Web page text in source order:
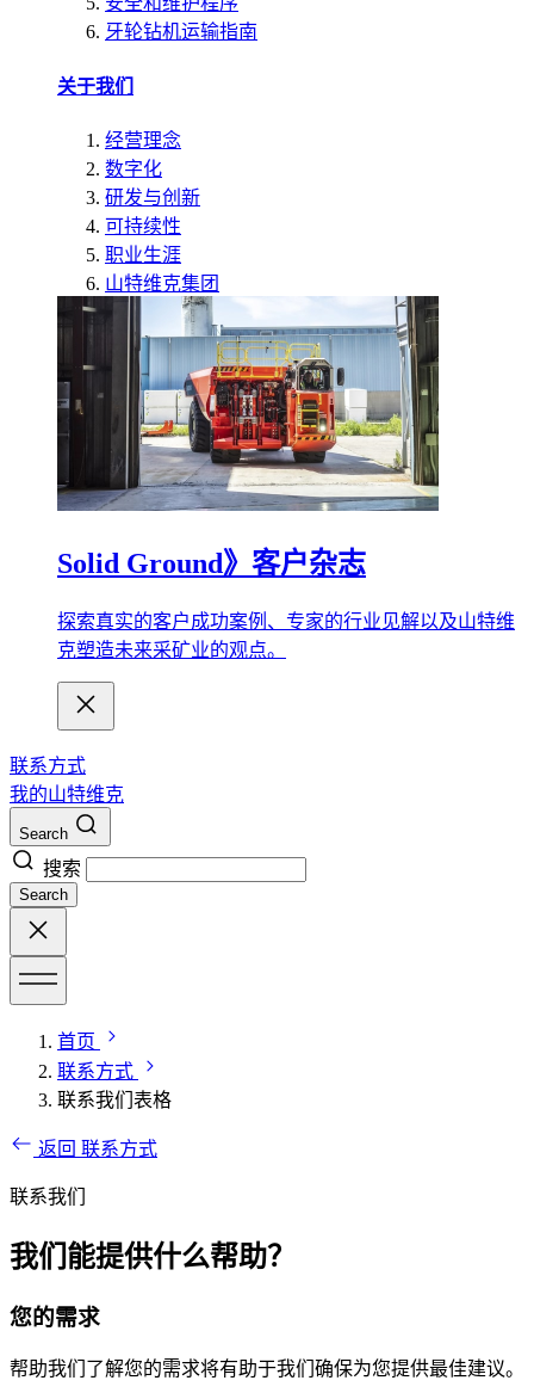
牙轮钻机运输指南
关于我们
经营理念
数字化
研发与创新
可持续性
职业生涯
山特维克集团
Solid Ground》客户杂志
探索真实的客户成功案例、专家的行业见解以及山特维
克塑造未来采矿业的观点。
联系方式
我的山特维克
Search
搜索
Search
首页
联系方式
联系我们表格
返回 联系方式
联系我们
我们能提供什么帮助？
您的需求
帮助我们了解您的需求将有助于我们确保为您提供最佳建议。